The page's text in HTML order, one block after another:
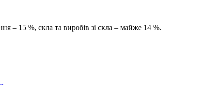
– 15 %, скла та виробів зі скла – майже 14 %.